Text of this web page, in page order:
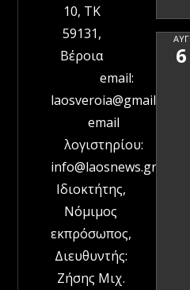
10, ΤΚ
59131,
Βέροια
email:
laosveroia@gmail.com
email
λογιστηρίου:
info@laosnews.gr
Ιδιοκτήτης,
Νόμιμος
εκπρόσωπος,
Διευθυντής:
Ζήσης Μιχ.
ΑΥΓ
6